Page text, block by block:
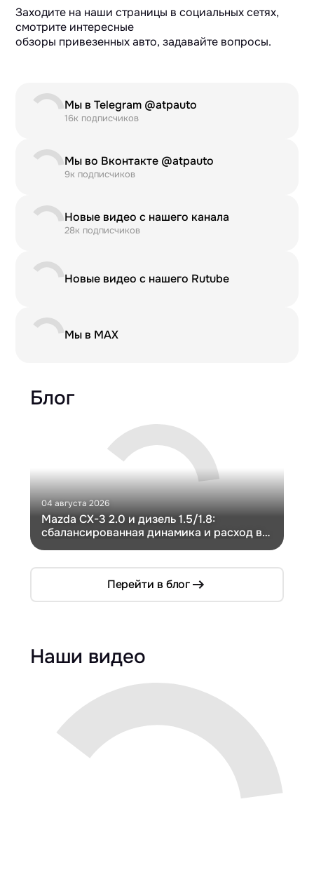
Заходите на наши страницы в социальных сетях,
смотрите интересные
обзоры привезенных авто, задавайте вопросы.
Мы в Telegram @atpauto
16к подписчиков
Мы во Вконтакте @atpauto
9к подписчиков
Новые видео с нашего канала
28к подписчиков
Новые видео с нашего Rutube
Мы в MAX
Блог
04 августа 2026
Mazda CX-3 2.0 и дизель 1.5/1.8:
сбалансированная динамика и расход в
Перейти в блог
Наши видео